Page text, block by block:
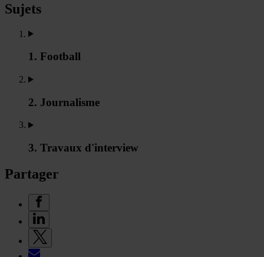
Sujets
1. Football
2. Journalisme
3. Travaux d'interview
Partager